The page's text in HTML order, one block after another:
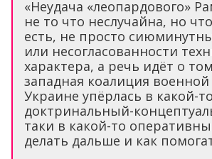
«Неудача «леопардового»
не то что неслучайна, но
есть, не просто
или несогласованности
характера, а речь идёт о
западная коалиция
Украине упёрлась в какой-
доктринальный-
таки в какой-то
делать дальше и как